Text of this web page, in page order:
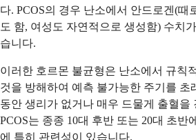
다. PCOS의 경우 난소에서 안드로겐(때
도 함, 여성도 자연적으로 생성함) 수치
습니다.
이러한 호르몬 불균형은 난소에서 규칙
것을 방해하여 예측 불가능한 주기를 초
동안 생리가 없거나 매우 드물게 출혈을
PCOS는 종종 10대 후반 또는 20대 초반
에 특히 관련성이 있습니다.